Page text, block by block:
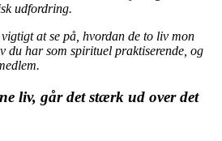
udfordring.
at se på, hvordan de to liv mon
du har som spirituel praktiserende, og
liv, går det stærk ud over det